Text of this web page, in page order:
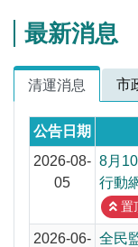
北屯區清潔隊
石岡區清潔隊
東勢區清潔隊
全民監督公共
防堵非洲豬
因應非洲豬瘟
最新消息
清運消息 市
公告日期
2026-08-
05
8月
行動
置
2026-06- 全民